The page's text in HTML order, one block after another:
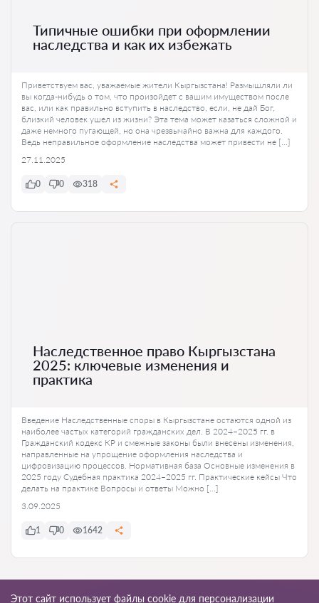
Типичные ошибки при оформлении
наследства и как их избежать
Приветствуем вас, уважаемые жители Кыргызстана! Размышляли ли
вы когда-нибудь о том, что произойдет с вашим имуществом после
вас, или как правильно вступить в наследство, если, не дай Бог,
близкий человек ушел из жизни? Эта тема может казаться сложной и
даже немного пугающей, но она чрезвычайно важна для каждого.
Ведь неправильное оформление наследства может привести не […]
27.11.2025
0 0 318
Наследственное право Кыргызстана
2025: ключевые изменения и
практика
Введение Наследственные споры в Кыргызстане остаются одной из
наиболее частых категорий гражданских дел. В 2024–2025 гг. в
Гражданский кодекс КР и смежные законы были внесены изменения,
направленные на упрощение оформления наследства и
цифровизацию процессов. Нормативная база Основные изменения в
2025 году Судебная практика 2024–2025 гг. Практические кейсы Что
делать на практике Вопросы и ответы Можно […]
3.09.2025
1 0 1642
Этот сайт использует файлы cookie для персонализации